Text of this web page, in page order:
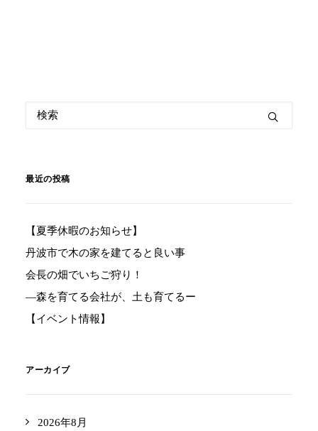
最近の投稿
【夏季休暇のお知らせ】
丹波市で木の家を建てると良い事
会長の畑でいちご狩り！
―森を育てる会社が、土も育てるー
【イベント情報】
アーカイブ
2026年8月